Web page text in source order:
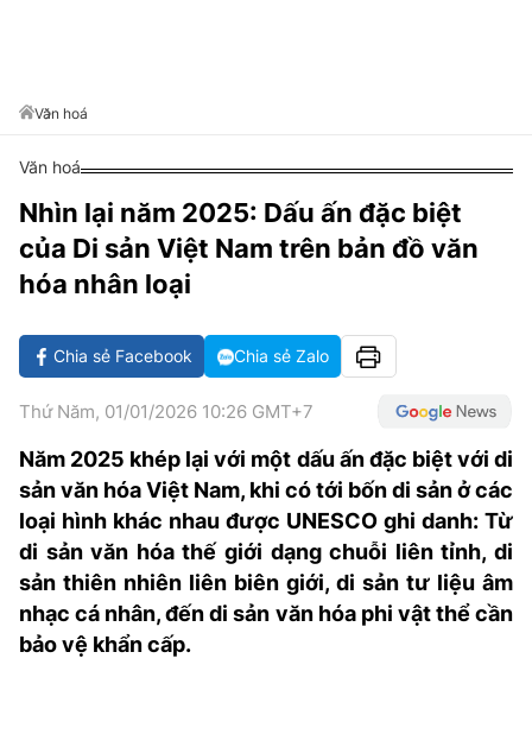
GIẢI TRÍ
CÔNG NGHIỆP VĂN HÓA
X-QUANG TIN ĐỒN
VIẾT LẠI ƯỚC MƠ
PHIM
ÂM NHẠC
KBIZ
DU LỊCH
TIN TỨC
ĐIỂM ĐẾN
ẢNH
ẨM THỰC
THẾ GIỚI SAO
HIGHTECH
TIÊU ĐIỂM - SPOTLIGHT
INFOGRAPHIC
E-MAGAZINE
ẢNH
BÁO GIẤY
TRA CỨU PHƯỜNG XÃ
BÙI XUÂN PHÁI
Văn hoá
Văn hoá
Nhìn lại năm 2025: Dấu ấn đặc biệt
của Di sản Việt Nam trên bản đồ văn
hóa nhân loại
Chia sẻ Facebook Chia sẻ Zalo
Thứ Năm, 01/01/2026 10:26 GMT+7
Năm 2025 khép lại với một dấu ấn đặc biệt với di
sản văn hóa Việt Nam, khi có tới bốn di sản ở các
loại hình khác nhau được UNESCO ghi danh: Từ
di sản văn hóa thế giới dạng chuỗi liên tỉnh, di
sản thiên nhiên liên biên giới, di sản tư liệu âm
nhạc cá nhân, đến di sản văn hóa phi vật thể cần
bảo vệ khẩn cấp.